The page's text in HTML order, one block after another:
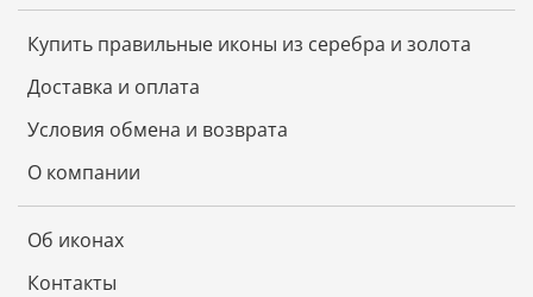
и чудотворения. Преподобный старец стал
принимать приходящих к нему за благословением,
советом и духовным утешением. Серафим
Саровский приложил особые усилия к устроению и
истинный, об исцелении болезней и несчастных
Купить правильные иконы из серебра и золота
Доставка и оплата
Условия обмена и возврата
О компании
Об иконах
Контакты